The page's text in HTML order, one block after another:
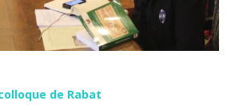
de Rabat